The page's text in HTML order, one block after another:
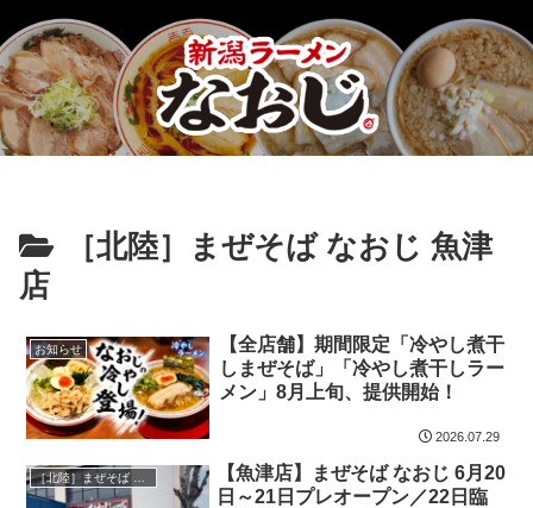
［北陸］まぜそば なおじ 魚津
店
お知らせ
【全店舗】期間限定「冷やし煮干
しまぜそば」「冷やし煮干しラー
メン」8月上旬、提供開始！
2026.07.29
【魚津店】まぜそば なおじ 6月20
日～21日プレオープン／22日臨